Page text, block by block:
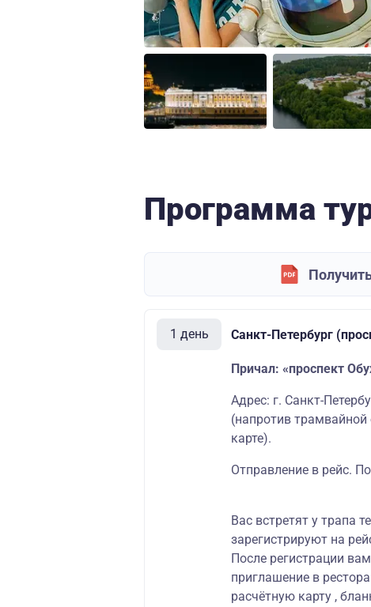
Программа
1 день Санкт-Петербург
Причал: «проспект
Адрес: г. Санкт-
(напротив
карте).
Отправление в рейс.
Вас встретят у трапа
зарегистрируют на
После регистрации
приглашение в
расчётную карту ,